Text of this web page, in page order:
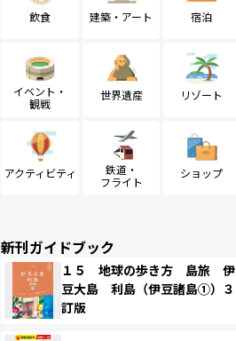
飲食 建築・アート 宿泊
イベント・
観戦
世界遺産 リゾート
アクティビティ
鉄道・
フライト
ショップ
新刊ガイドブック
１５ 地球の歩き方 島旅 伊
豆大島 利島（伊豆諸島①）３
訂版